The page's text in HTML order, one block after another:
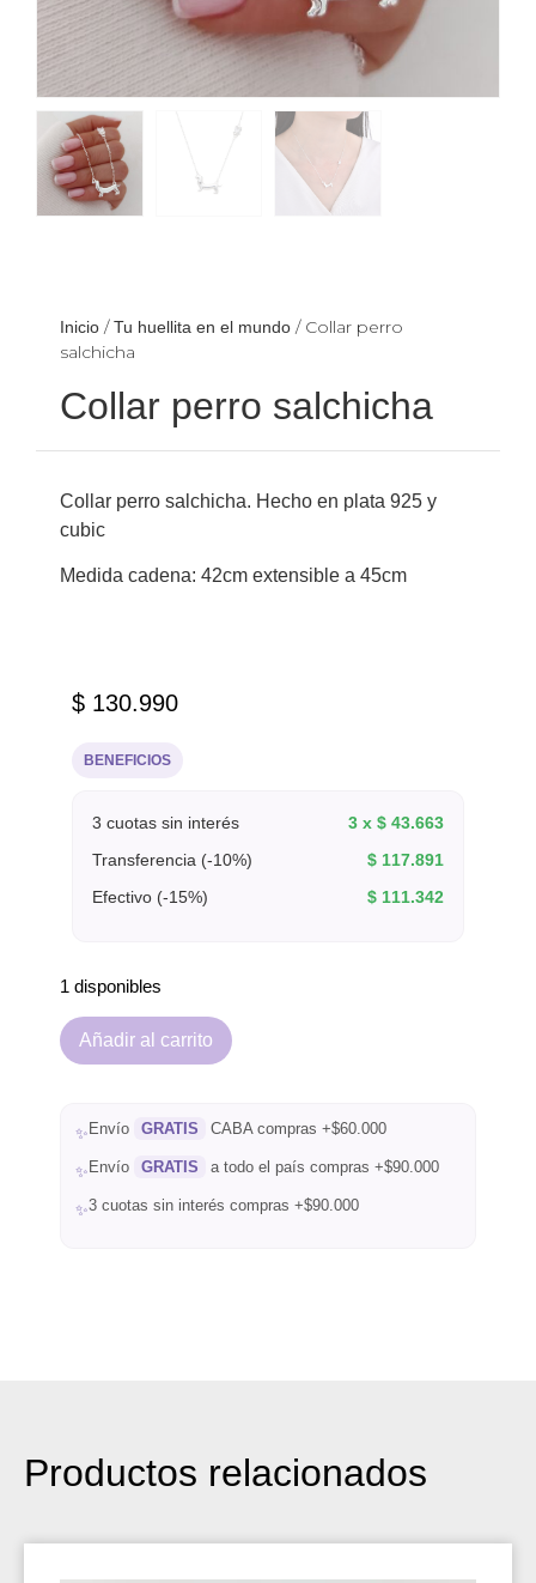
Inicio /Tu huellita en el mundo / Collar perro
salchicha
Collar perro salchicha
Collar perro salchicha. Hecho en plata 925 y
cubic
Medida cadena: 42cm extensible a 45cm
$ 130.990
BENEFICIOS
3 cuotas sin interés 3 x $ 43.663
Transferencia (-10%)
$ 117.891
Efectivo (-15%)
$ 111.342
1 disponibles
Añadir al carrito
✨ Envío GRATIS CABA compras +$60.000
✨ Envío GRATIS a todo el país compras +$90.000
✨3 cuotas sin interés compras +$90.000
Productos relacionados